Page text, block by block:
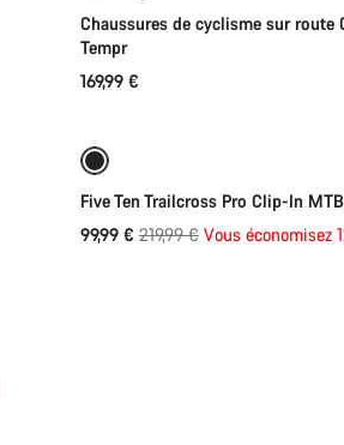
Chaussures de cyclisme sur route
Tempr
169,99 €
Five Ten Trailcross Pro Clip-In
99,99 € Prix
219,99 € Vous économisez